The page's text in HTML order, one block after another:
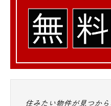
住みたい物件が見つか